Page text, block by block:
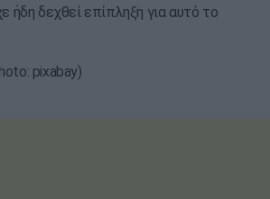
ήδη δεχθεί επίπληξη για αυτό το
pixabay)